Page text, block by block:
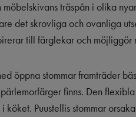
möbelskivans träspån i olika
det skrovliga och ovanliga
till färglekar och möjliggör
öppna stommar framträder
finns. Den
köket. Puustellis stommar